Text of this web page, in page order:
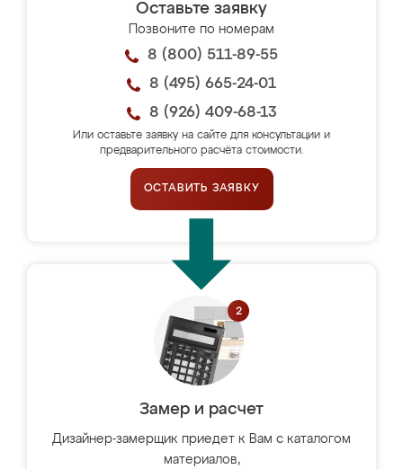
Оставьте заявку
Позвоните по номерам
8 (800) 511-89-55
8 (495) 665-24-01
8 (926) 409-68-13
Или оставьте заявку на сайте для консультации и
предварительного расчёта стоимости.
ОСТАВИТЬ ЗАЯВКУ
Замер и расчет
Дизайнер-замерщик приедет к Вам с каталогом
материалов,